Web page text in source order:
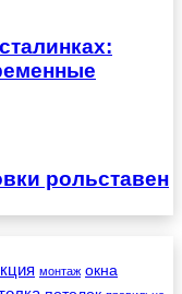
рольставен
монтаж окна